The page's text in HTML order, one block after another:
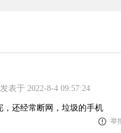
发表于 2022-8-4 09:57:24
，还经常断网，垃圾的手机
举